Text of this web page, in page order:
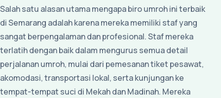
Salah satu alasan utama mengapa biro umroh ini terbaik
di Semarang adalah karena mereka memiliki staf yang
sangat berpengalaman dan profesional. Staf mereka
terlatih dengan baik dalam mengurus semua detail
perjalanan umroh, mulai dari pemesanan tiket pesawat,
akomodasi, transportasi lokal, serta kunjungan ke
tempat-tempat suci di Mekah dan Madinah. Mereka